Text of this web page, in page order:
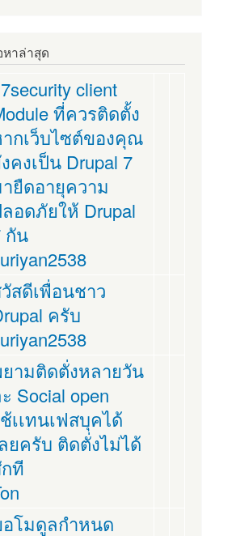
หาล่าสุด
client
ที่ควรติดตั้ง
กเว็บไซต์ของคุณ
คงเป็น Drupal 7
ยืดอายุความ
อดภัยให้ Drupal
กัน
สดีเพื่อนชาว
ครับ
ามติดตั่งหลายวัน
Social open
เเทนเฟสบุคได้
ยครับ ติดตั่งไม่ได้
ที
โมดูลกำหนด